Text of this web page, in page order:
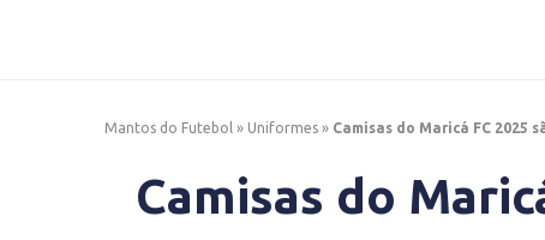
Mantos do Futebol » Uniformes » Camisas do Maricá FC 2025
Camisas do